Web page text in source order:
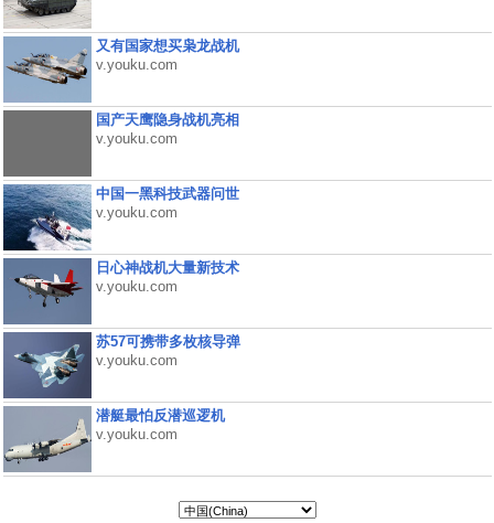
又有国家想买枭龙战机
v.youku.com
国产天鹰隐身战机亮相
v.youku.com
中国一黑科技武器问世
v.youku.com
日心神战机大量新技术
v.youku.com
苏57可携带多枚核导弹
v.youku.com
潜艇最怕反潜巡逻机
v.youku.com